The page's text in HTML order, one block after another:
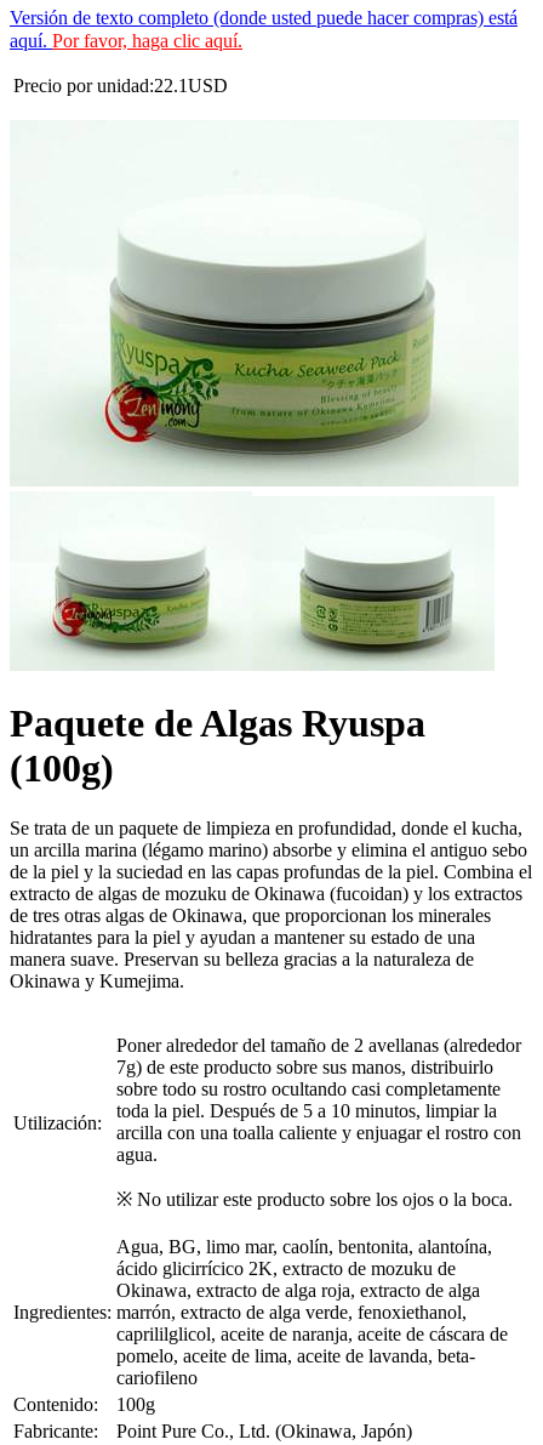
Versión de texto completo (donde usted puede hacer compras) está
aquí. Por favor, haga clic aquí.
Precio por unidad:22.1USD
Paquete de Algas Ryuspa
(100g)
Se trata de un paquete de limpieza en profundidad, donde el kucha,
un arcilla marina (légamo marino) absorbe y elimina el antiguo sebo
de la piel y la suciedad en las capas profundas de la piel. Combina el
extracto de algas de mozuku de Okinawa (fucoidan) y los extractos
de tres otras algas de Okinawa, que proporcionan los minerales
hidratantes para la piel y ayudan a mantener su estado de una
manera suave. Preservan su belleza gracias a la naturaleza de
Okinawa y Kumejima.
Utilización:
Poner alrededor del tamaño de 2 avellanas (alrededor
7g) de este producto sobre sus manos, distribuirlo
sobre todo su rostro ocultando casi completamente
toda la piel. Después de 5 a 10 minutos, limpiar la
arcilla con una toalla caliente y enjuagar el rostro con
agua.
※ No utilizar este producto sobre los ojos o la boca.
Ingredientes:
Agua, BG, limo mar, caolín, bentonita, alantoína,
ácido glicirrícico 2K, extracto de mozuku de
Okinawa, extracto de alga roja, extracto de alga
marrón, extracto de alga verde, fenoxiethanol,
caprililglicol, aceite de naranja, aceite de cáscara de
pomelo, aceite de lima, aceite de lavanda, beta-
cariofileno
Contenido:
100g
Fabricante:
Point Pure Co., Ltd. (Okinawa, Japón)